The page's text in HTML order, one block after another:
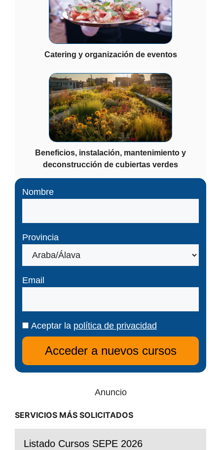
Catering y organización de eventos
Beneficios, instalación, mantenimiento y
deconstrucción de cubiertas verdes
Nombre
Provincia
Email
Aceptar la política de privacidad
Anuncio
SERVICIOS MÁS SOLICITADOS
Listado Cursos SEPE 2026